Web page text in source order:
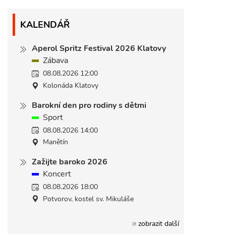
KALENDÁŘ
Aperol Spritz Festival 2026 Klatovy
Zábava
08.08.2026 12:00
Kolonáda Klatovy
Barokní den pro rodiny s dětmi
Sport
08.08.2026 14:00
Manětín
Zažijte baroko 2026
Koncert
08.08.2026 18:00
Potvorov, kostel sv. Mikuláše
zobrazit další